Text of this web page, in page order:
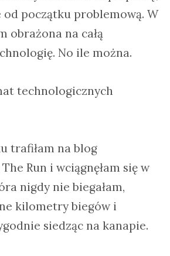
początku problemową. W
obrażona na całą
No ile można.
technologicznych
trafiłam na blog
Run i wciągnęłam się w
nigdy nie biegałam,
kilometry biegów i
siedząc na kanapie.